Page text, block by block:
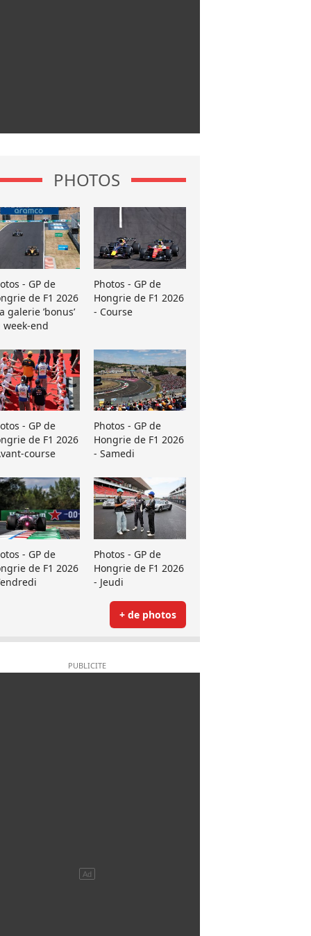
PHOTOS
- GP de
de F1 2026
galerie ’bonus’
week-end
Photos - GP de
Hongrie de F1 2026
- Course
- GP de
de F1 2026
course
Photos - GP de
Hongrie de F1 2026
- Samedi
- GP de
de F1 2026
Photos - GP de
Hongrie de F1 2026
- Jeudi
+ de photos